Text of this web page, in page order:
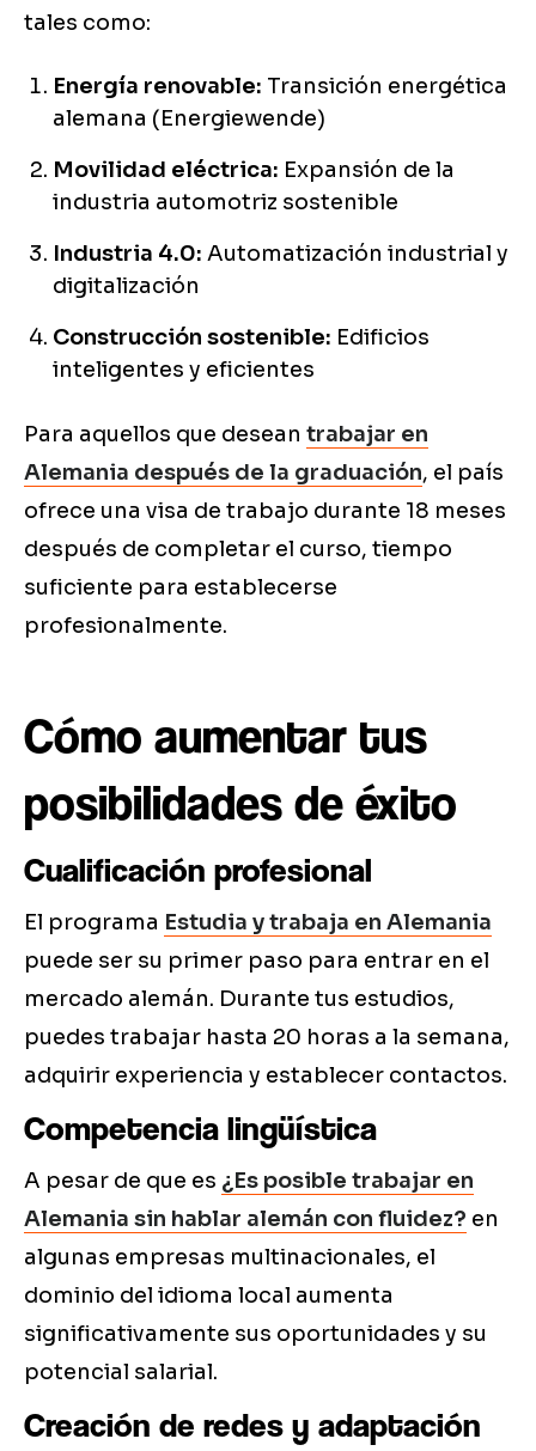
tales como:
Energía renovable: Transición energética
alemana (Energiewende)
Movilidad eléctrica: Expansión de la
industria automotriz sostenible
Industria 4.0: Automatización industrial y
digitalización
Construcción sostenible: Edificios
inteligentes y eficientes
Para aquellos que desean trabajar en
Alemania después de la graduación, el país
ofrece una visa de trabajo durante 18 meses
después de completar el curso, tiempo
suficiente para establecerse
profesionalmente.
Cómo aumentar tus
posibilidades de éxito
Cualificación profesional
El programa Estudia y trabaja en Alemania
puede ser su primer paso para entrar en el
mercado alemán. Durante tus estudios,
puedes trabajar hasta 20 horas a la semana,
adquirir experiencia y establecer contactos.
Competencia lingüística
A pesar de que es ¿Es posible trabajar en
Alemania sin hablar alemán con fluidez? en
algunas empresas multinacionales, el
dominio del idioma local aumenta
significativamente sus oportunidades y su
potencial salarial.
Creación de redes y adaptación